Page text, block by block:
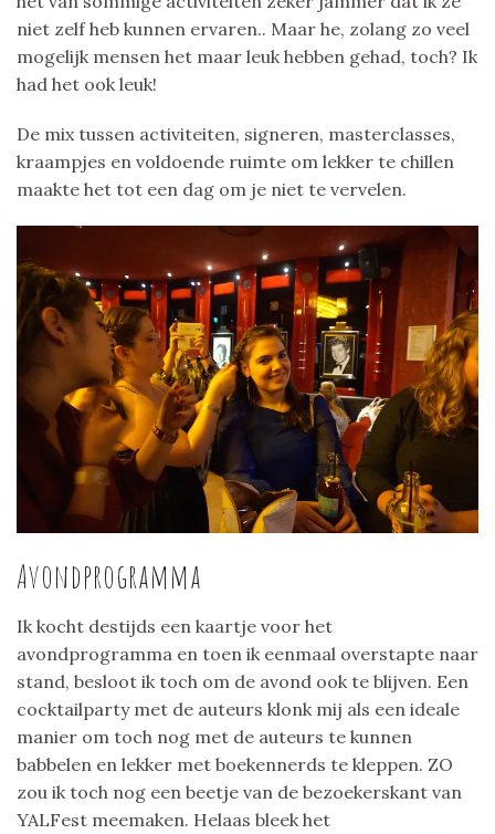
niet zelf heb kunnen ervaren.. Maar he, zolang zo veel
mogelijk mensen het maar leuk hebben gehad, toch? Ik
had het ook leuk!
De mix tussen activiteiten, signeren, masterclasses,
kraampjes en voldoende ruimte om lekker te chillen
maakte het tot een dag om je niet te vervelen.
Avondprogramma
Ik kocht destijds een kaartje voor het
avondprogramma en toen ik eenmaal overstapte naar
stand, besloot ik toch om de avond ook te blijven. Een
cocktailparty met de auteurs klonk mij als een ideale
manier om toch nog met de auteurs te kunnen
babbelen en lekker met boekennerds te kleppen. ZO
zou ik toch nog een beetje van de bezoekerskant van
YALFest meemaken. Helaas bleek het